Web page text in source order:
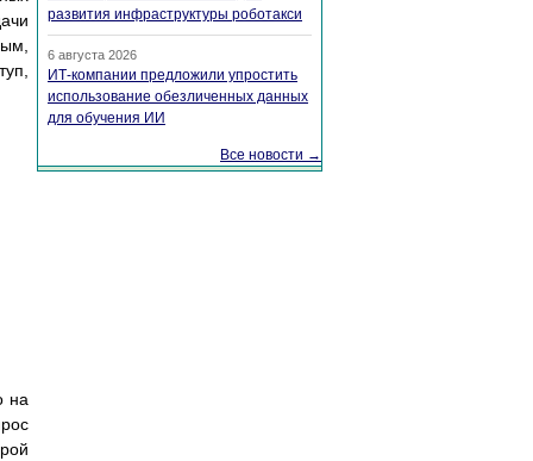
на
развития инфраструктуры роботакси
6 августа 2026
ИТ-компании предложили упростить
использование обезличенных данных
для обучения ИИ
Все новости →